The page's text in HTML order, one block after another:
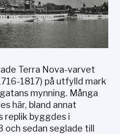
Terra Nova-varvet
1817) på utfylld mark
mynning. Många
här, bland annat
replik byggdes i
sedan seglade till